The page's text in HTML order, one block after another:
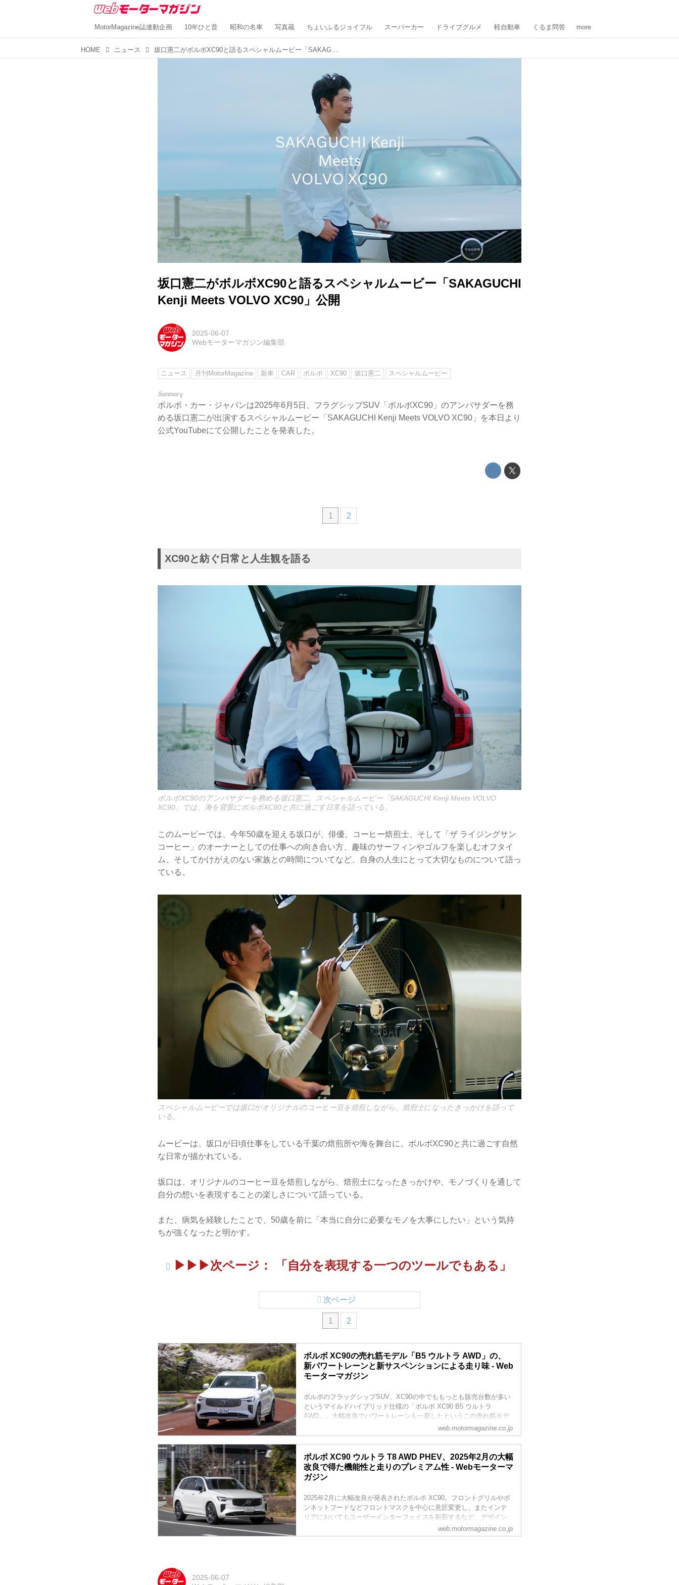
MotorMagazine誌連動企画 10年ひと昔 昭和の名車 写真蔵 ちょいふるジョイフル スーパーカー ドライブグルメ 軽自動車 くるま問答 more
HOME ニュース 坂口憲二がボルボXC90と語るスペシャルムービー「SAKAGUCHI Kenji Meets VOLVO XC90」公開
坂口憲二がボルボXC90と語るスペシャルムービー「SAKAGUCHI
Kenji Meets VOLVO XC90」公開
2025-06-07
Webモーターマガジン編集部
ニュース 月刊MotorMagazine 新車 CAR ボルボ XC90 坂口憲二 スペシャルムービー
ボルボ・カー・ジャパンは2025年6月5日、フラグシップSUV「ボルボXC90」のアンバサダーを務
める坂口憲二が出演するスペシャルムービー「SAKAGUCHI Kenji Meets VOLVO XC90」を本日より
公式YouTubeにて公開したことを発表した。
1 2
XC90と紡ぐ日常と人生観を語る
ボルボXC90のアンバサダーを務める坂口憲二。スペシャルムービー「SAKAGUCHI Kenji Meets VOLVO
XC90」では、海を背景にボルボXC90と共に過ごす日常を語っている。
このムービーでは、今年50歳を迎える坂口が、俳優、コーヒー焙煎士、そして「ザ ライジングサン
コーヒー」のオーナーとしての仕事への向き合い方、趣味のサーフィンやゴルフを楽しむオフタイ
ム、そしてかけがえのない家族との時間についてなど、自身の人生にとって大切なものについて語っ
ている。
スペシャルムービーでは坂口がオリジナルのコーヒー豆を焙煎しながら、焙煎士になったきっかけを語って
いる。
ムービーは、坂口が日頃仕事をしている千葉の焙煎所や海を舞台に、ボルボXC90と共に過ごす自然
な日常が描かれている。
坂口は、オリジナルのコーヒー豆を焙煎しながら、焙煎士になったきっかけや、モノづくりを通して
自分の想いを表現することの楽しさについて語っている。
また、病気を経験したことで、50歳を前に「本当に自分に必要なモノを大事にしたい」という気持
ちが強くなったと明かす。
▶︎▶︎▶︎次ページ： 「自分を表現する一つのツールでもある」
1 2
次ページ
ボルボ XC90の売れ筋モデル「B5 ウルトラ AWD」の、
新パワートレーンと新サスペンションによる走り味 - Web
モーターマガジン
ボルボのフラッグシップSUV、XC90の中でももっとも販売台数が多い
というマイルドハイブリッド仕様の「ボルボ XC90 B5 ウルトラ
AWD」。大幅改良でパワートレーンも一新したというこの売れ筋モデ
web.motormagazine.co.jp
ボルボ XC90 ウルトラ T8 AWD PHEV、2025年2月の大幅
改良で得た機能性と走りのプレミアム性 - Webモーターマ
ガジン
2025年2月に大幅改良が発表されたボルボ XC90。フロントグリルやボ
ンネットフードなどフロントマスクを中心に意匠変更し、またインテ
リアにおいてもユーザーインターフェイスを刷新するなど、デザイン
の近代化と上質感を高めてきたボルボのフラッグシップSUVだ。デザ
イン性の向上を第一義にしたという大幅改良だが、走行面で変化や進
web.motormagazine.co.jp
2025-06-07